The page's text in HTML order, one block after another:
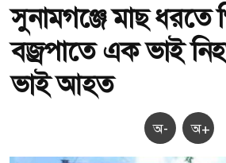
সুনামগঞ্জে মাছ ধরতে
বজ্রপাতে এক ভাই
ভাই আহত
অ- অ+